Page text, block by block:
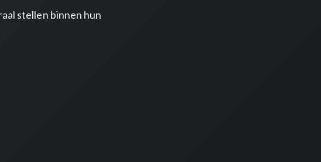
stellen binnen hun